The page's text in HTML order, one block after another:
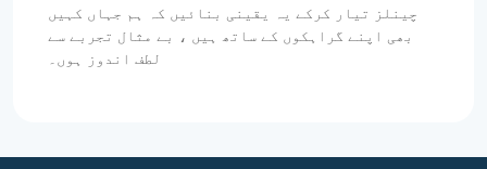
چینلز تیار کرکے یہ یقینی بنائیں کہ ہم جہاں کہیں
بھی اپنے گراہکوں کے ساتھ ہیں ، بے مثال تجربے سے
لطف اندوز ہوں۔